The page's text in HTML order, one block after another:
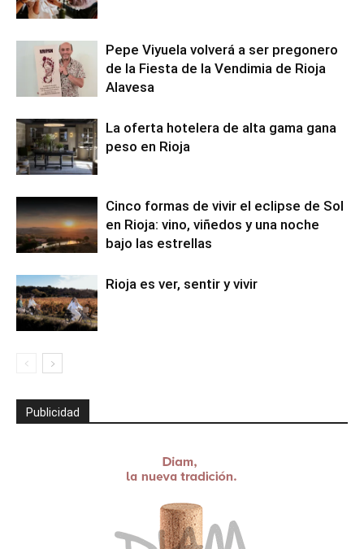
Pepe Viyuela volverá a ser pregonero
de la Fiesta de la Vendimia de Rioja
Alavesa
La oferta hotelera de alta gama gana
peso en Rioja
Cinco formas de vivir el eclipse de Sol
en Rioja: vino, viñedos y una noche
bajo las estrellas
Rioja es ver, sentir y vivir
Publicidad